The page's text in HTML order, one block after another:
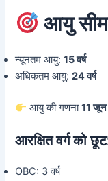
आयु
न्यूनतम आयु:15 वर्ष
अधिकतम आयु:24 वर्ष
आयु की गणना11
आरक्षित वर्ग को
OBC: 3 वर्ष